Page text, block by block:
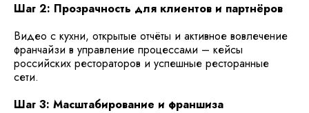
Шаг 2: Прозрачность для клиентов и партнёров
Видео с кухни, открытые отчёты и активное вовлечение
франчайзи в управление процессами – кейсы
российских рестораторов и успешные ресторанные
сети.
Шаг 3: Масштабирование и франшиза